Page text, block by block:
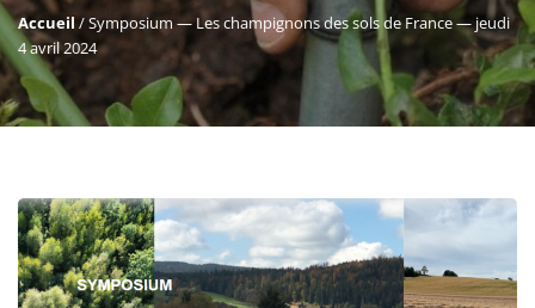
Accueil/Symposium — Les champignons des sols de France — jeudi
4 avril 2024